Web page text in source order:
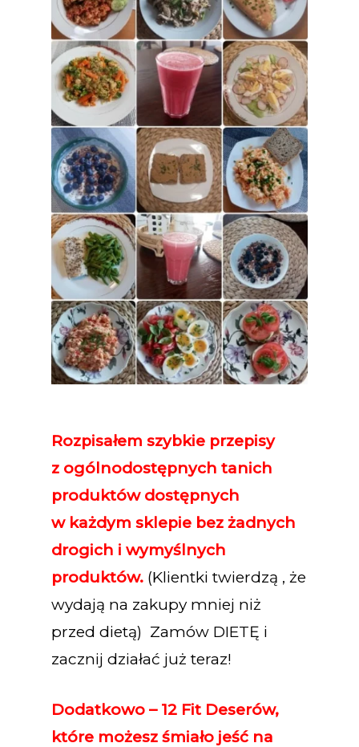
Rozpisałem szybkie przepisy
z ogólnodostępnych tanich
produktów dostępnych
w każdym sklepie bez żadnych
drogich i wymyślnych
produktów. (Klientki twierdzą , że
wydają na zakupy mniej niż
przed dietą) Zamów DIETĘ i
zacznij działać już teraz!
Dodatkowo – 12 Fit Deserów,
które możesz śmiało jeść na